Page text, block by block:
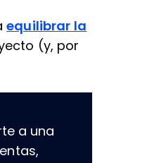
equilibrar la
(y, por
a una